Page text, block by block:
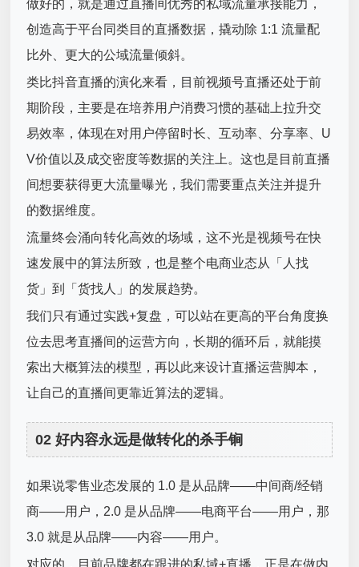
做好的，就是通过直播间优秀的私域流量承接能力，
创造高于平台同类目的直播数据，撬动除 1:1 流量配
比外、更大的公域流量倾斜。
类比抖音直播的演化来看，目前视频号直播还处于前
期阶段，主要是在培养用户消费习惯的基础上拉升交
易效率，体现在对用户停留时长、互动率、分享率、U
V价值以及成交密度等数据的关注上。这也是目前直播
间想要获得更大流量曝光，我们需要重点关注并提升
的数据维度。
流量终会涌向转化高效的场域，这不光是视频号在快
速发展中的算法所致，也是整个电商业态从「人找
货」到「货找人」的发展趋势。
我们只有通过实践+复盘，可以站在更高的平台角度换
位去思考直播间的运营方向，长期的循环后，就能摸
索出大概算法的模型，再以此来设计直播运营脚本，
让自己的直播间更靠近算法的逻辑。
02 好内容永远是做转化的杀手锏
如果说零售业态发展的 1.0 是从品牌——中间商/经销
商——用户，2.0 是从品牌——电商平台——用户，那
3.0 就是从品牌——内容——用户。
对应的，目前品牌都在跟进的私域+直播，正是在做内